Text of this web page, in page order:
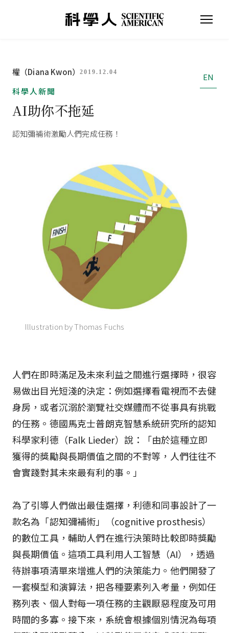
權（Diana Kwon） 2019.12.04
EN
科學人新聞
AI助你不拖延
認知彌補術激勵人們完成任務！
Illustration by Thomas Fuchs
人們在即時滿足及未來利益之間進行選擇時，很容
易做出目光短淺的決定：例如選擇看電視而不去健
身房，或者沉溺於瀏覽社交媒體而不從事具有挑戰
的任務。德國馬克士普朗克智慧系統研究所的認知
科學家利德（Falk Lieder）說：「由於這種立即
獲得的獎勵與長期價值之間的不對等，人們往往不
會實踐對其未來最有利的事。」
為了引導人們做出最佳選擇，利德和同事設計了一
款名為「認知彌補術」（cognitive prosthesis）
的數位工具，輔助人們在進行決策時比較即時獎勵
與長期價值。這項工具利用人工智慧（AI），透過
待辦事項清單來增進人們的決策能力。他們開發了
一套模型和演算法，把各種要素列入考量，例如任
務列表、個人對每一項任務的主觀厭惡程度及可用
時間的多寡。接下來，系統會根據個別情況為每項